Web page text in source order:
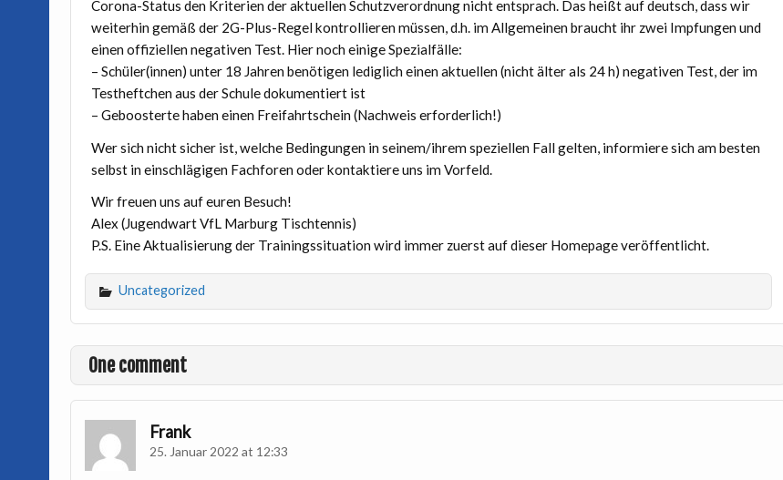
Corona-Status den Kriterien der aktuellen Schutzverordnung nicht entsprach. Das heißt auf deutsch, dass wir
weiterhin gemäß der 2G-Plus-Regel kontrollieren müssen, d.h. im Allgemeinen braucht ihr zwei Impfungen und
einen offiziellen negativen Test. Hier noch einige Spezialfälle:
– Schüler(innen) unter 18 Jahren benötigen lediglich einen aktuellen (nicht älter als 24 h) negativen Test, der im
Testheftchen aus der Schule dokumentiert ist
– Geboosterte haben einen Freifahrtschein (Nachweis erforderlich!)
Wer sich nicht sicher ist, welche Bedingungen in seinem/ihrem speziellen Fall gelten, informiere sich am besten
selbst in einschlägigen Fachforen oder kontaktiere uns im Vorfeld.
Wir freuen uns auf euren Besuch!
Alex (Jugendwart VfL Marburg Tischtennis)
P.S. Eine Aktualisierung der Trainingssituation wird immer zuerst auf dieser Homepage veröffentlicht.
Uncategorized
One comment
Frank
25. Januar 2022 at 12:33